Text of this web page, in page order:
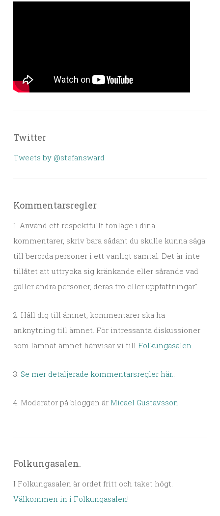
Twitter
Tweets by @stefansward
Kommentarsregler
1. Använd ett respektfullt tonläge i dina
kommentarer, skriv bara sådant du skulle kunna säga
till berörda personer i ett vanligt samtal. Det är inte
tillåtet att uttrycka sig kränkande eller sårande vad
gäller andra personer, deras tro eller uppfattningar".
2. Håll dig till ämnet, kommentarer ska ha
anknytning till ämnet. För intressanta diskussioner
som lämnat ämnet hänvisar vi till Folkungasalen.
3. Se mer detaljerade kommentarsregler här..
4. Moderator på bloggen är Micael Gustavsson
Folkungasalen.
I Folkungasalen är ordet fritt och taket högt.
Välkommen in i Folkungasalen!